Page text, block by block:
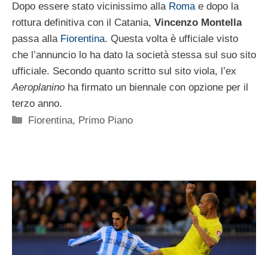
Dopo essere stato vicinissimo alla Romae dopo la
rottura definitiva con il Catania, Vincenzo Montella
passa alla Fiorentina. Questa volta è ufficiale visto
che l’annuncio lo ha dato la società stessa sul suo sito
ufficiale. Secondo quanto scritto sul sito viola, l’ex
Aeroplanino ha firmato un biennale con opzione per il
terzo anno.
Categorie
Fiorentina, Primo Piano